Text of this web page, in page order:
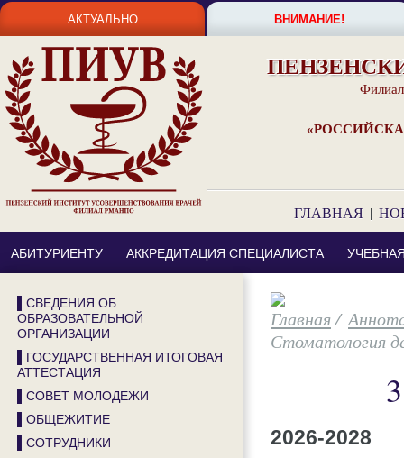
АКТУАЛЬНО ВНИМАНИЕ!
ГЛАВНАЯ |
АБИТУРИЕНТУ АККРЕДИТАЦИЯ СПЕЦИАЛИСТА
/
Стоматология
2026-2028
▌СВЕДЕНИЯ ОБ
ОБРАЗОВАТЕЛЬНОЙ
ОРГАНИЗАЦИИ
▌ГОСУДАРСТВЕННАЯ ИТОГОВАЯ
АТТЕСТАЦИЯ
▌СОВЕТ МОЛОДЕЖИ
▌ОБЩЕЖИТИЕ
▌СОТРУДНИКИ